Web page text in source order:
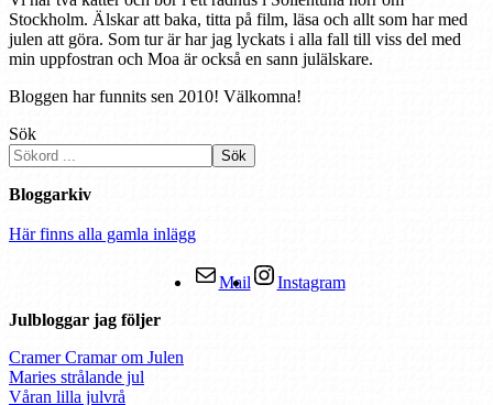
Stockholm. Älskar att baka, titta på film, läsa och allt som har med
julen att göra. Som tur är har jag lyckats i alla fall till viss del med
min uppfostran och Moa är också en sann julälskare.
Bloggen har funnits sen 2010! Välkomna!
Sök
Sök
Bloggarkiv
Här finns alla gamla inlägg
Mail
Instagram
Julbloggar jag följer
Cramer Cramar om Julen
Maries strålande jul
Våran lilla julvrå